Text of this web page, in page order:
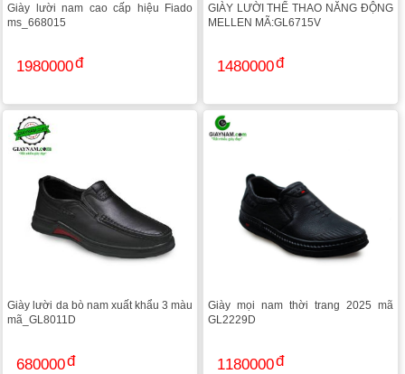
Giày lười nam cao cấp hiệu Fiado
ms_668015
1980000
GIÀY LƯỜI THỂ THAO NĂNG ĐỘNG
MELLEN MÃ:GL6715V
1480000
Giày lười da bò nam xuất khẩu 3 màu
mã_GL8011D
680000
Giày mọi nam thời trang 2025 mã
GL2229D
1180000